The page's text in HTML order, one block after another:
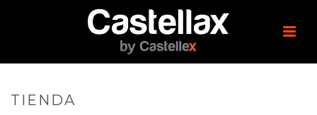
TIENDA